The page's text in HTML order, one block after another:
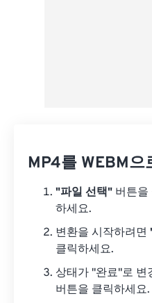
MP4를 WEBM으
"파일 선택" 버튼을
하세요.
변환을 시작하려면
클릭하세요.
상태가 "완료"로 변
버튼을 클릭하세요.